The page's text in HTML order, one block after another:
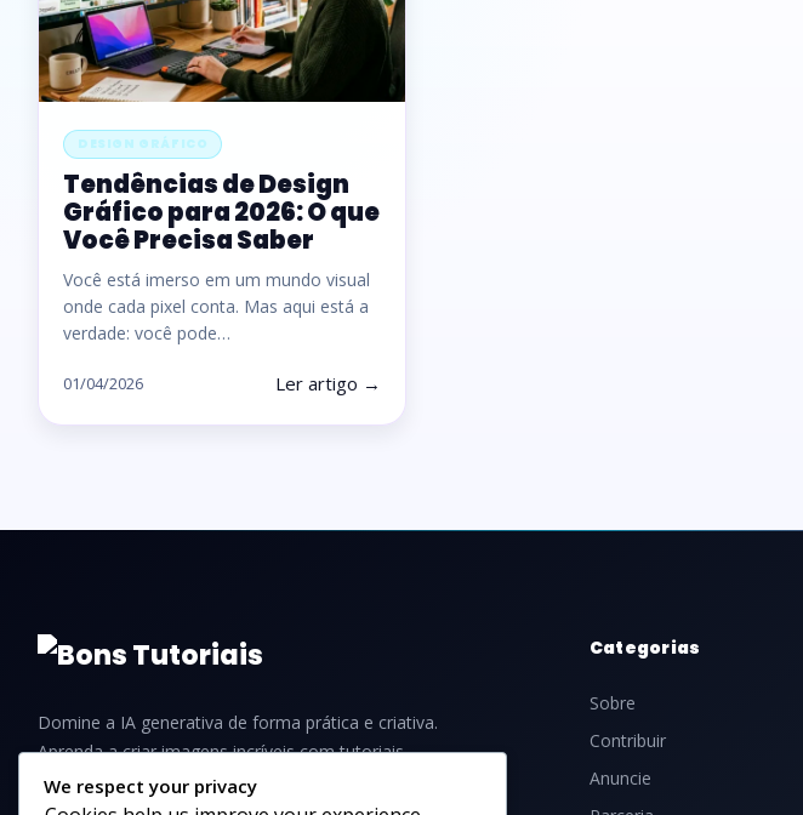
DESIGN GRÁFICO
Tendências de Design
Gráfico para 2026: O que
Você Precisa Saber
Você está imerso em um mundo visual
onde cada pixel conta. Mas aqui está a
verdade: você pode…
01/04/2026 Ler artigo →
Domine a IA generativa de forma prática e criativa.
Aprenda a criar imagens incríveis com tutoriais,
guias e dicas para iniciantes e profissionais.
Categorias
Sobre
Contribuir
Anuncie
We respect your privacy